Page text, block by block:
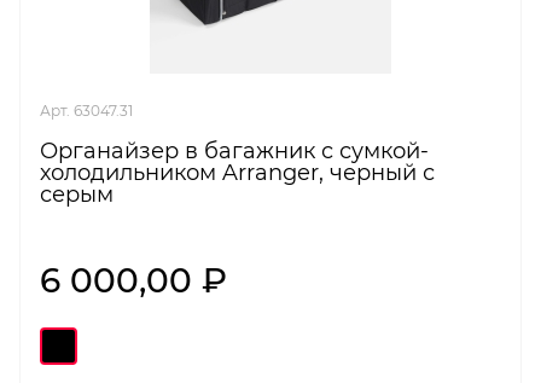
Арт. 63047.31
Органайзер в багажник с сумкой-
холодильником Arranger, черный с
серым
6 000,00 ₽